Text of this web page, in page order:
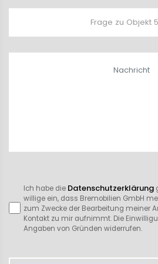
Ich habe die Datenschutzerklärung
willige ein, dass Bremobilien GmbH
zum Zwecke der Bearbeitung meiner
Kontakt zu mir aufnimmt. Die
Angaben von Gründen widerrufen.